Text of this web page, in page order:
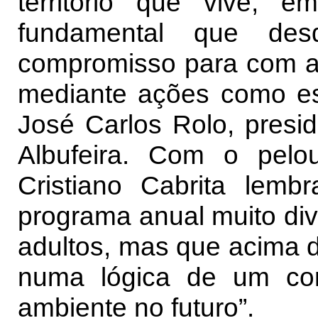
fundamental que
compromisso para com
mediante ações como
José Carlos Rolo,
Albufeira. Com o
Cristiano Cabrita
programa anual muito
adultos, mas que acima
numa lógica de um
ambiente no futuro”.